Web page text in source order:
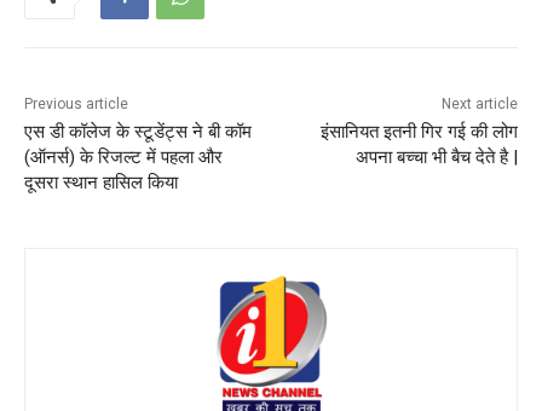
Previous article
एस डी कॉलेज के स्टूडेंट्स ने बी कॉम
(ऑनर्स) के रिजल्ट में पहला और
दूसरा स्थान हासिल किया
Next article
इंसानियत इतनी गिर गई की लोग
अपना बच्चा भी बैच देते है |